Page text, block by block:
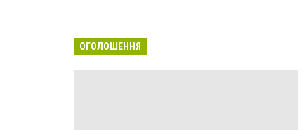
ОГОЛОШЕННЯ